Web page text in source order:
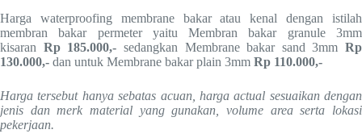
Harga waterproofing membrane bakar atau kenal dengan istilah
membran bakar permeter yaitu Membran bakar granule 3mm
kisaran Rp 185.000,- sedangkan Membrane bakar sand 3mm Rp
130.000,- dan untuk Membrane bakar plain 3mm Rp 110.000,-
Harga tersebut hanya sebatas acuan, harga actual sesuaikan dengan
jenis dan merk material yang gunakan, volume area serta lokasi
pekerjaan.